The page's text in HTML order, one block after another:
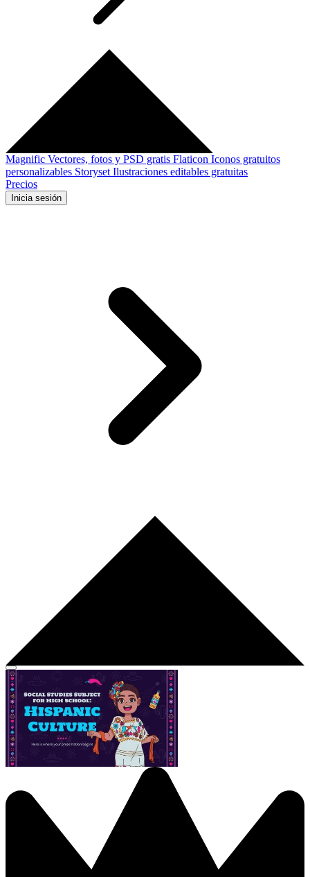
Magnific Vectores, fotos y PSD gratis Flaticon Iconos gratuitos
personalizables Storyset Ilustraciones editables gratuitas
Precios
Inicia sesión